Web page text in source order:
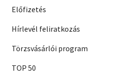
Előfizetés
Hírlevél feliratkozás
Törzsvásárlói program
TOP 50